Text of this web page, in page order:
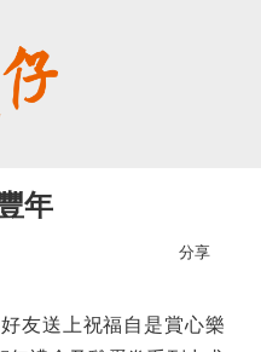
年
分享
送上祝福自是賞心樂